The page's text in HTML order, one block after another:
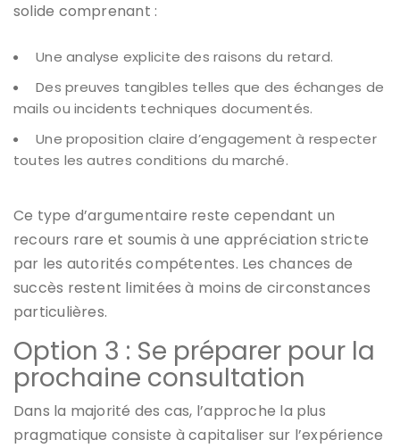
solide comprenant :
Une analyse explicite des raisons du retard.
Des preuves tangibles telles que des échanges de
mails ou incidents techniques documentés.
Une proposition claire d’engagement à respecter
toutes les autres conditions du marché.
Ce type d’argumentaire reste cependant un
recours rare et soumis à une appréciation stricte
par les autorités compétentes. Les chances de
succès restent limitées à moins de circonstances
particulières.
Option 3 : Se préparer pour la
prochaine consultation
Dans la majorité des cas, l’approche la plus
pragmatique consiste à capitaliser sur l’expérience